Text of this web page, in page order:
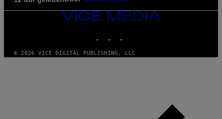
VICE
© 2026 VICE DIGITAL PUBLISHING, LLC